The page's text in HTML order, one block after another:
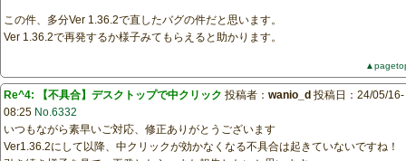
この件、多分Ver 1.36.2で直したバグの件だと思います。
Ver 1.36.2で再発するか様子みてもらえると助かります。
Re^4: 【不具合】デスクトップで中クリック 投稿者： wanio_d 投稿日：24/05/16-
08:25 No.6332
いつもながら素早いご対応、修正ありがとうございます
Ver1.36.2にして以降、中クリックが効かなくなる不具合は起きていないですね！